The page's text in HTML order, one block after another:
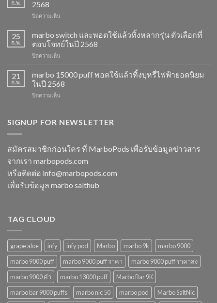
พอต
แล้ว
ทิ้ง
เลือก
นิยม
สำหรับ
ก.พ.
2568
ปิดความเห็น
13k
grape
aloe
รสชาติ
ที่
ไม่
พลาด
25
ก.พ.
marbo switch และพอตใช้แล้วทิ้งหลากรุ่น ตัวเลือกที่
ตอบโจทย์ในปี 2568
ปิดความเห็น
switch
พอต
ใช้
หลาก
เลือก
ตอบ
โจทย์
ในปี
2568
21
ก.พ.
marbo 15000 puff พอตใช้แล้วทิ้งบุหรี่ไฟฟ้ายอดนิยม
ในปี 2568
ปิดความเห็น
puff
แล้ว
ทิ้ง
บุหรี่
ยอด
นิยม
SIGNUP FOR NEWSLETTER
สมัครสมาชิกก่อนใคร ที่ MarboPods เพื่อรับข้อมูลข่าวสาร
จากเรา marbopods.com
หรือติดต่อ info@marbopods.com
เพื่อรับข้อมูล marbo salthub
TAG CLOUD
grape aloe infy infy pod Marbo marbo 9k
marbo 9000
marbo 9000 puff
marbo 9000 puff ราคา
marbo 9000 puff ราคาส่ง
marbo 9000 คํา
marbo 13000 puff
Marbo Bar 9K
marbo bar 9000 puffs
marbo nic 50 marbo pod Marbo SaltNic